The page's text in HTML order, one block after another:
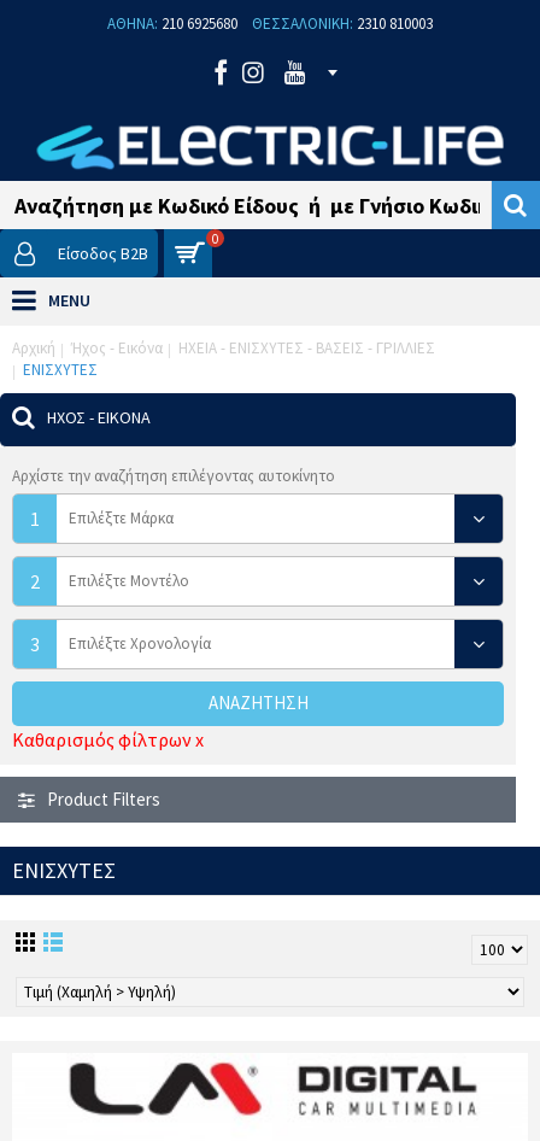
ΑΘΗΝΑ: 210 6925680 ΘΕΣΣΑΛΟΝΙΚΗ: 2310 810003
Είσοδος B2B
0
MENU
Αρχική Ήχος - Εικόνα
ΗΧΕΙΑ - ΕΝΙΣΧΥΤΕΣ - ΒΑΣΕΙΣ - ΓΡΙΛΛΙΕΣ
ΕΝΙΣΧΥΤΕΣ
ΉΧΟΣ - ΕΙΚΌΝΑ
Αρχίστε την αναζήτηση επιλέγοντας αυτοκίνητο
1
2
3
ΑΝΑΖΉΤΗΣΗ
Καθαρισμός φίλτρων x
Product Filters
ΕΝΙΣΧΥΤΕΣ